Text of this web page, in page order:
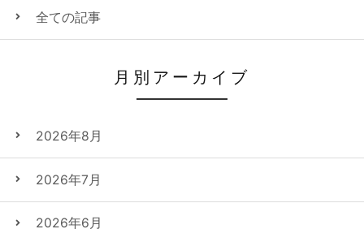
全ての記事
月別アーカイブ
2026年8月
2026年7月
2026年6月